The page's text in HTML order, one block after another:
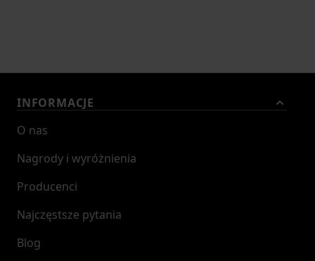
INFORMACJE
O nas
Nagrody i wyróżnienia
Producenci
Najczęstsze pytania
Blog